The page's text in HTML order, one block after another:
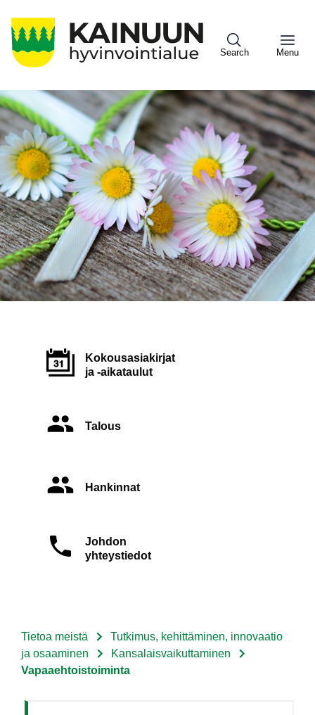
pääsisältöön
Search Menu
Sote
Menu
Asiakkaille
Kokousasiakirjat
ja -aikataulut
Talous
Hankinnat
Johdon
yhteystiedot
Murupolku
Tietoa meistä
Tutkimus, kehittäminen, innovaatio
ja osaaminen
Kansalaisvaikuttaminen
Vapaaehtoistoiminta